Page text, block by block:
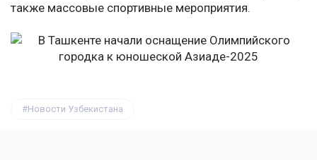
также массовые спортивные мероприятия.
Новости Узбекистана